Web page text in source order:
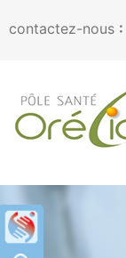
contactez-nous :